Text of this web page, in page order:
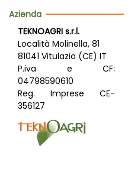
Azienda
TEKNOAGRI s.r.l.
Località Molinella, 81
81041 Vitulazio (CE) IT
P.iva e CF:
04798590610
Reg. Imprese CE-
356127